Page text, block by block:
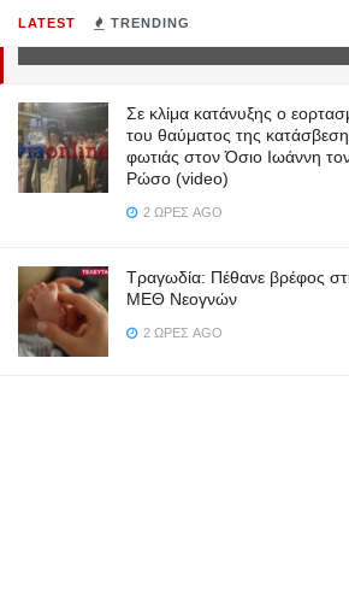
LATEST TRENDING
Σε κλίμα κατάνυξης ο
του θαύματος της
φωτιάς στον Όσιο Ιωάννη
Ρώσο (video)
2 ΏΡΕΣ AGO
Τραγωδία: Πέθανε βρέφος
ΜΕΘ Νεογνών
2 ΏΡΕΣ AGO